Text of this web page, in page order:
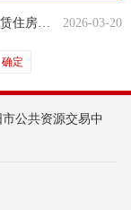
2026-03-20
岳阳市人民政府办公室关于加快发展保障性租赁住房的通知
确定
公共资源交易中